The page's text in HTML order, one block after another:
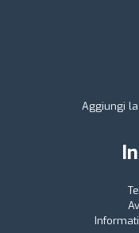
Aggiungi